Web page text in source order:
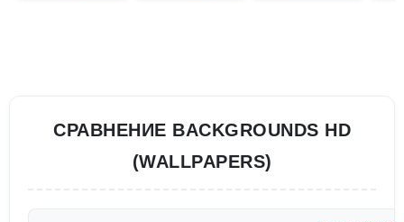
СРАВНЕНИЕ BACKGROUNDS HD
(WALLPAPERS)